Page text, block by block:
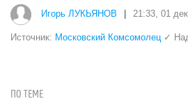
Игорь ЛУКЬЯНОВ 21:33, 01
Источник: Московский Комсомолец ✓
ПО ТЕМЕ